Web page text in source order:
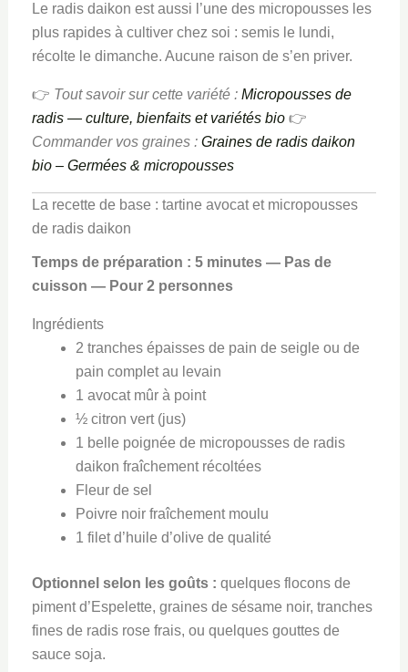
Le radis daikon est aussi l’une des micropousses les
plus rapides à cultiver chez soi : semis le lundi,
récolte le dimanche. Aucune raison de s’en priver.
👉 Tout savoir sur cette variété : Micropousses de
radis — culture, bienfaits et variétés bio👉
Commander vos graines : Graines de radis daikon
bio – Germées & micropousses
La recette de base : tartine avocat et micropousses
de radis daikon
Temps de préparation : 5 minutes — Pas de
cuisson — Pour 2 personnes
Ingrédients
2 tranches épaisses de pain de seigle ou de
pain complet au levain
1 avocat mûr à point
½ citron vert (jus)
1 belle poignée de micropousses de radis
daikon fraîchement récoltées
Fleur de sel
Poivre noir fraîchement moulu
1 filet d’huile d’olive de qualité
Optionnel selon les goûts : quelques flocons de
piment d’Espelette, graines de sésame noir, tranches
fines de radis rose frais, ou quelques gouttes de
sauce soja.